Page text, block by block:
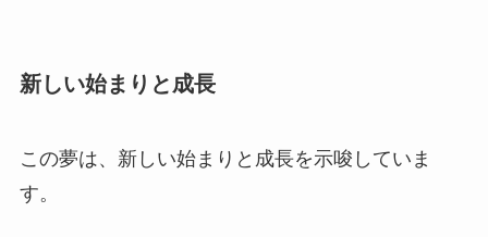
新しい始まりと成長
この夢は、新しい始まりと成長を示唆していま
す。